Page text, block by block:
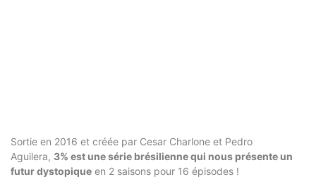
Sortie en 2016 et créée par Cesar Charlone et Pedro
Aguilera, 3% est une série brésilienne qui nous présente un
futur dystopique en 2 saisons pour 16 épisodes !